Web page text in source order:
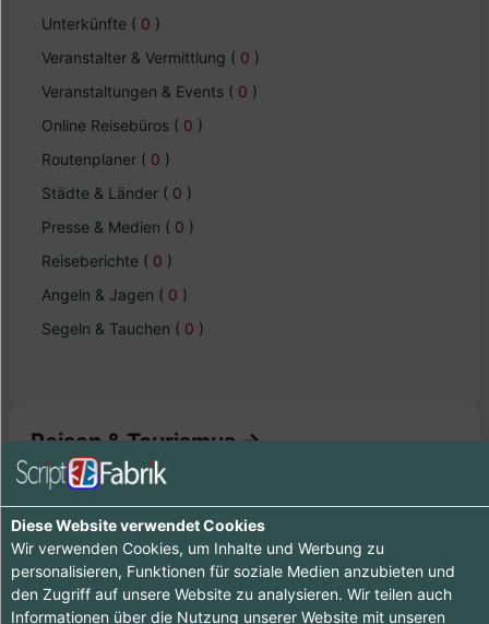
Unterkünfte ( 0 )
Veranstalter & Vermittlung ( 0 )
Veranstaltungen & Events ( 0 )
Online Reisebüros ( 0 )
Routenplaner ( 0 )
Städte & Länder ( 0 )
Presse & Medien ( 0 )
Reiseberichte ( 0 )
Angeln & Jagen ( 0 )
Segeln & Tauchen ( 0 )
Reisen & Tourismus ->
Fluginformationen
Einträge :
Ooops - wenig zu sehen hier, komme doch später
Diese Website verwendet Cookies
Wir verwenden Cookies, um Inhalte und Werbung zu
personalisieren, Funktionen für soziale Medien anzubieten und
den Zugriff auf unsere Website zu analysieren. Wir teilen auch
Informationen über die Nutzung unserer Website mit unseren